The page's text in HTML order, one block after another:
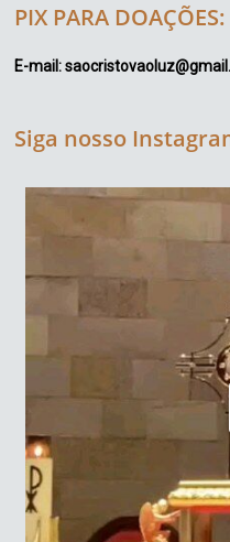
PIX PARA DOAÇÕES:
E-mail:
Siga nosso